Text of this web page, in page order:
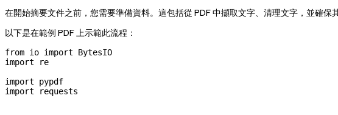
在開始摘要文件之前，您需要準備資料。這包括從 PDF 中擷取文字、清理文字，並確保
以下是在範例 PDF 上示範此流程：
from io import BytesIO
import re
import pypdf
import requests